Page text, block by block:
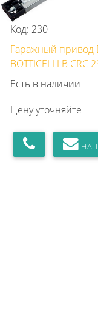
Код: 230
Гаражный привод
BOTTICELLI B CRC
Есть в наличии
Цену уточняйте